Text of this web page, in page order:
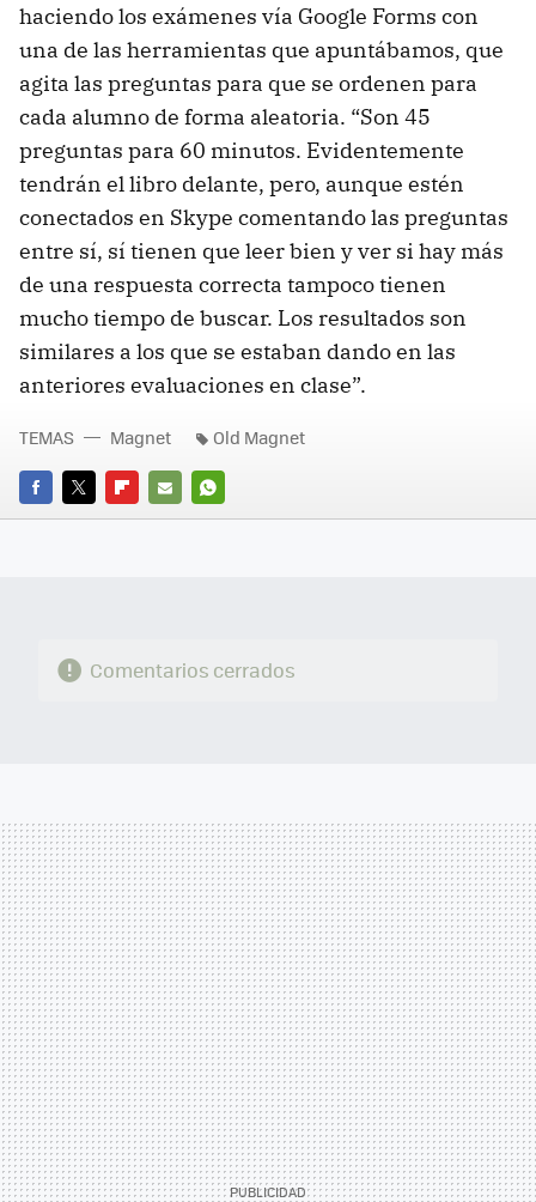
haciendo los exámenes vía Google Forms con
una de las herramientas que apuntábamos, que
agita las preguntas para que se ordenen para
cada alumno de forma aleatoria. “Son 45
preguntas para 60 minutos. Evidentemente
tendrán el libro delante, pero, aunque estén
conectados en Skype comentando las preguntas
entre sí, sí tienen que leer bien y ver si hay más
de una respuesta correcta tampoco tienen
mucho tiempo de buscar. Los resultados son
similares a los que se estaban dando en las
anteriores evaluaciones en clase”.
FACEBOOK
TWITTERFLIPBOARD
E-
WHATSAPP
TEMAS Magnet Old Magnet
Comentarios cerrados